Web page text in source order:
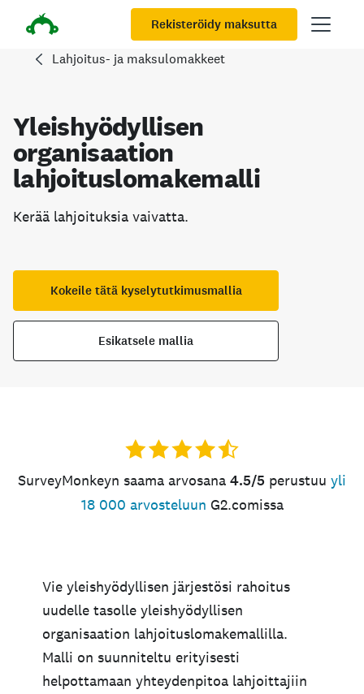
Rekisteröidy maksutta
Lahjoitus- ja maksulomakkeet
Yleishyödyllisen
organisaation
lahjoituslomakemalli
Kerää lahjoituksia vaivatta.
Kokeile tätä kyselytutkimusmallia
Esikatsele mallia
SurveyMonkeyn saama arvosana 4.5/5 perustuu yli
18 000 arvosteluun G2.comissa
Vie yleishyödyllisen järjestösi rahoitus
uudelle tasolle yleishyödyllisen
organisaation lahjoituslomakemallilla.
Malli on suunniteltu erityisesti
helpottamaan yhteydenpitoa lahjoittajiin